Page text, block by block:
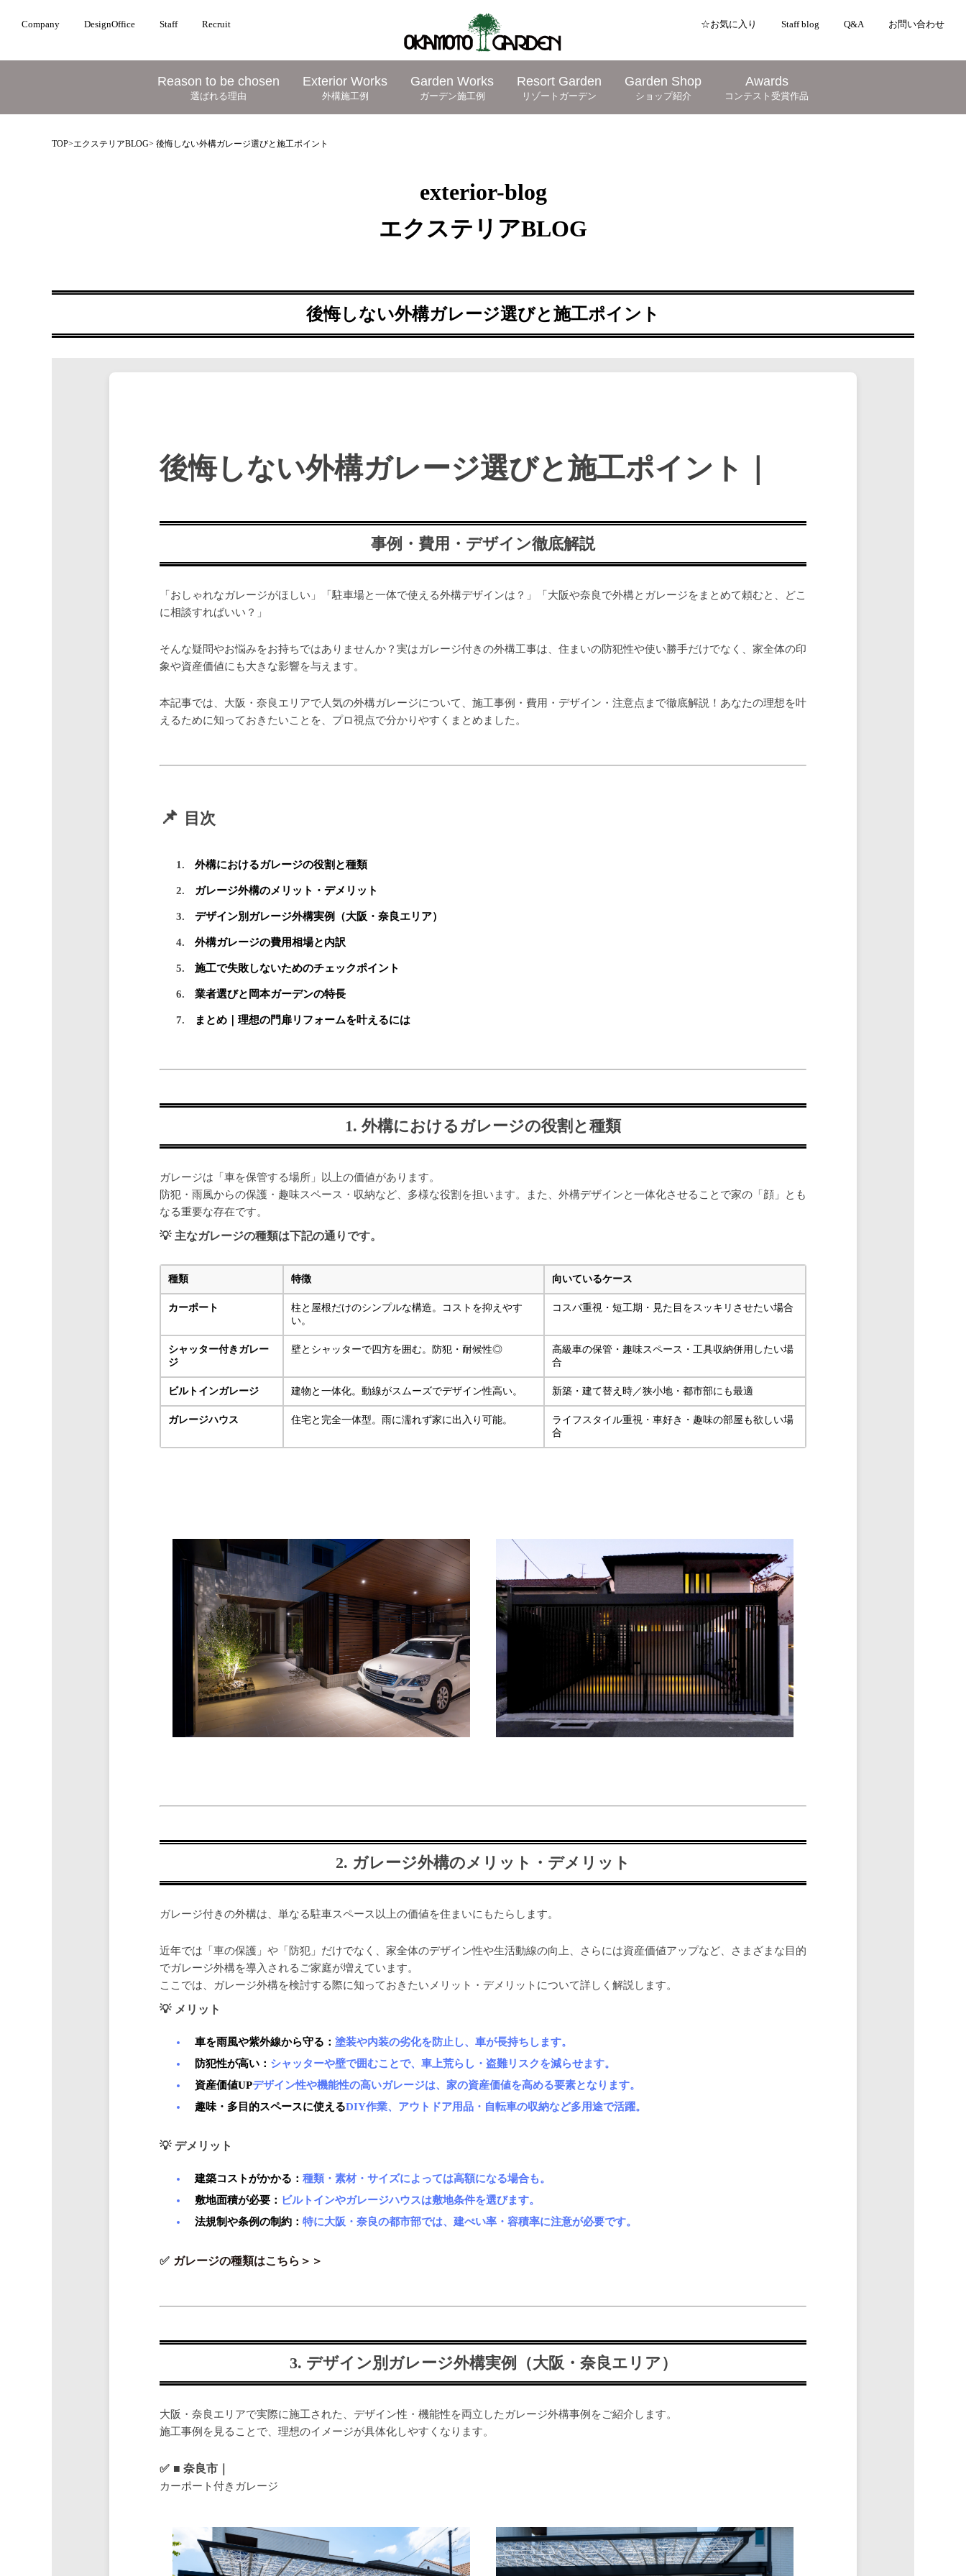
Company DesignOffice Staff Recruit ☆お気に入り Staff blog Q&A お問い合わせ
Reason to be chosen
選ばれる理由
Exterior Works
外構施工例
Garden Works
ガーデン施工例
Resort Garden
リゾートガーデン
Garden Shop
ショップ紹介
Awards
コンテスト受賞作品
TOP>エクステリアBLOG> 後悔しない外構ガレージ選びと施工ポイント
exterior-blog
エクステリアBLOG
後悔しない外構ガレージ選びと施工ポイント
後悔しない外構ガレージ選びと施工ポイント｜
事例・費用・デザイン徹底解説
「おしゃれなガレージがほしい」「駐車場と一体で使える外構デザインは？」「大阪や奈良で外構とガレージをまとめて頼むと、どこ
に相談すればいい？」
そんな疑問やお悩みをお持ちではありませんか？実はガレージ付きの外構工事は、住まいの防犯性や使い勝手だけでなく、家全体の印
象や資産価値にも大きな影響を与えます。
本記事では、大阪・奈良エリアで人気の外構ガレージについて、施工事例・費用・デザイン・注意点まで徹底解説！あなたの理想を叶
えるために知っておきたいことを、プロ視点で分かりやすくまとめました。
目次
外構におけるガレージの役割と種類
ガレージ外構のメリット・デメリット
デザイン別ガレージ外構実例（大阪・奈良エリア）
外構ガレージの費用相場と内訳
施工で失敗しないためのチェックポイント
業者選びと岡本ガーデンの特長
まとめ｜理想の門扉リフォームを叶えるには
1. 外構におけるガレージの役割と種類
ガレージは「車を保管する場所」以上の価値があります。
防犯・雨風からの保護・趣味スペース・収納など、多様な役割を担います。また、外構デザインと一体化させることで家の「顔」とも
なる重要な存在です。
主なガレージの種類は下記の通りです。
種類 特徴 向いているケース
カーポート
柱と屋根だけのシンプルな構造。コストを抑えやす
い。
コスパ重視・短工期・見た目をスッキリさせたい場合
シャッター付きガレー
ジ
壁とシャッターで四方を囲む。防犯・耐候性◎
高級車の保管・趣味スペース・工具収納併用したい場
合
ビルトインガレージ 建物と一体化。動線がスムーズでデザイン性高い。 新築・建て替え時／狭小地・都市部にも最適
ガレージハウス 住宅と完全一体型。雨に濡れず家に出入り可能。
ライフスタイル重視・車好き・趣味の部屋も欲しい場
合
2. ガレージ外構のメリット・デメリット
ガレージ付きの外構は、単なる駐車スペース以上の価値を住まいにもたらします。
近年では「車の保護」や「防犯」だけでなく、家全体のデザイン性や生活動線の向上、さらには資産価値アップなど、さまざまな目的
でガレージ外構を導入されるご家庭が増えています。
ここでは、ガレージ外構を検討する際に知っておきたいメリット・デメリットについて詳しく解説します。
メリット
車を雨風や紫外線から守る： 塗装や内装の劣化を防止し、車が長持ちします。
防犯性が高い： シャッターや壁で囲むことで、車上荒らし・盗難リスクを減らせます。
資産価値UPデザイン性や機能性の高いガレージは、家の資産価値を高める要素となります。
趣味・多目的スペースに使えるDIY作業、アウトドア用品・自転車の収納など多用途で活躍。
デメリット
建築コストがかかる： 種類・素材・サイズによっては高額になる場合も。
敷地面積が必要： ビルトインやガレージハウスは敷地条件を選びます。
法規制や条例の制約： 特に大阪・奈良の都市部では、建ぺい率・容積率に注意が必要です。
ガレージの種類はこちら＞＞
3. デザイン別ガレージ外構実例（大阪・奈良エリア）
大阪・奈良エリアで実際に施工された、デザイン性・機能性を両立したガレージ外構事例をご紹介します。
施工事例を見ることで、理想のイメージが具体化しやすくなります。
■ 奈良市｜
カーポート付きガレージ